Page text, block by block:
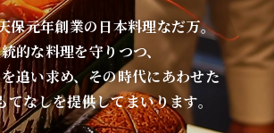
保元年創業の日本料理なだ万。
的な料理を守りつつ、
追い求め、その時代にあわせた
てなしを提供してまいります。